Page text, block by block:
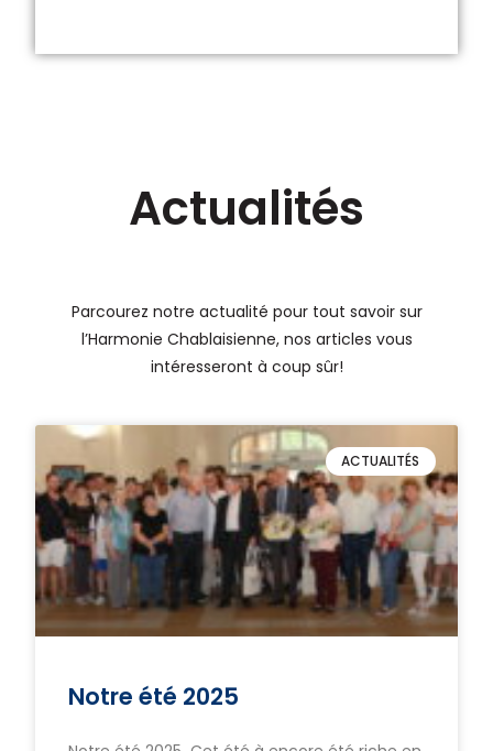
Actualités
Parcourez notre actualité pour tout savoir sur
l’Harmonie Chablaisienne, nos articles vous
intéresseront à coup sûr!
ACTUALITÉS
Notre été 2025